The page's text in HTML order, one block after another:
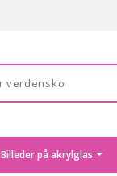
Billeder på akrylglas